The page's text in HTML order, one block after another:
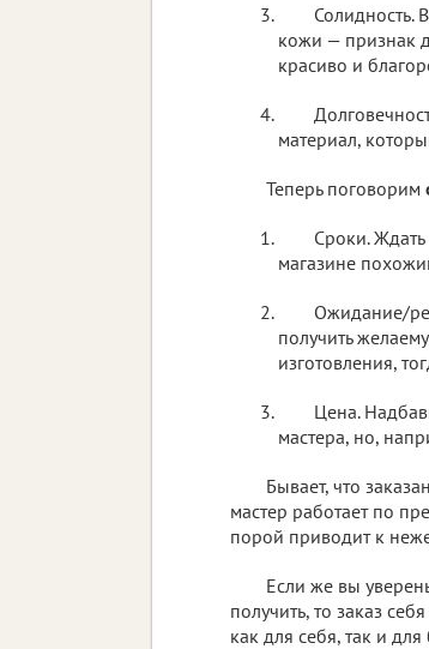
Солидность.
кожи — признак
красиво и
материал,
Теперь поговорим
Сроки.
магазине
Ожидание/
получить
изготовления,
Цена.
мастера, но,
Бывает, что
мастер работает по
порой приводит к
Если же вы
получить, то заказ
как для себя, так и